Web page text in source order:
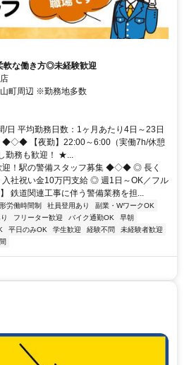
軟な働き方◎未経験歓迎
町周辺 ※勤務地多数
/日 平均勤務日数：1ヶ月あたり4日～23日
【夜勤】22:00～6:00（実働7h/休憩
務も歓迎！ ★...
！駅の警備スタッフ募集 ◆◇◆ ◎ 長く
社祝い金10万円支給 ◎ 週1日～OK／フル
鉄道関連工事に伴う警備業務を担...
労働時間制 社員登用あり
副業・WワークOK
フリーター歓迎 バイク通勤OK
早朝
平日のみOK 学生歓迎 経験不問
未経験者歓迎